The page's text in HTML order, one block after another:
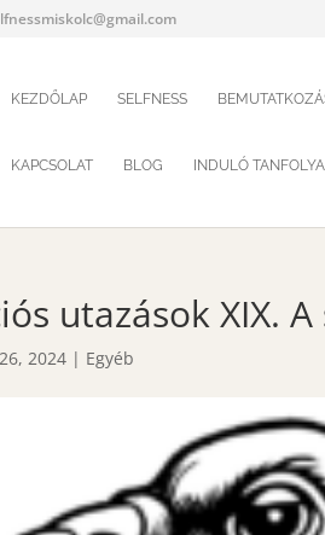
KEZDŐLAP SELFNESS
KAPCSOLAT BLOG INDULÓ
utazások XIX.
2024 | Egyéb